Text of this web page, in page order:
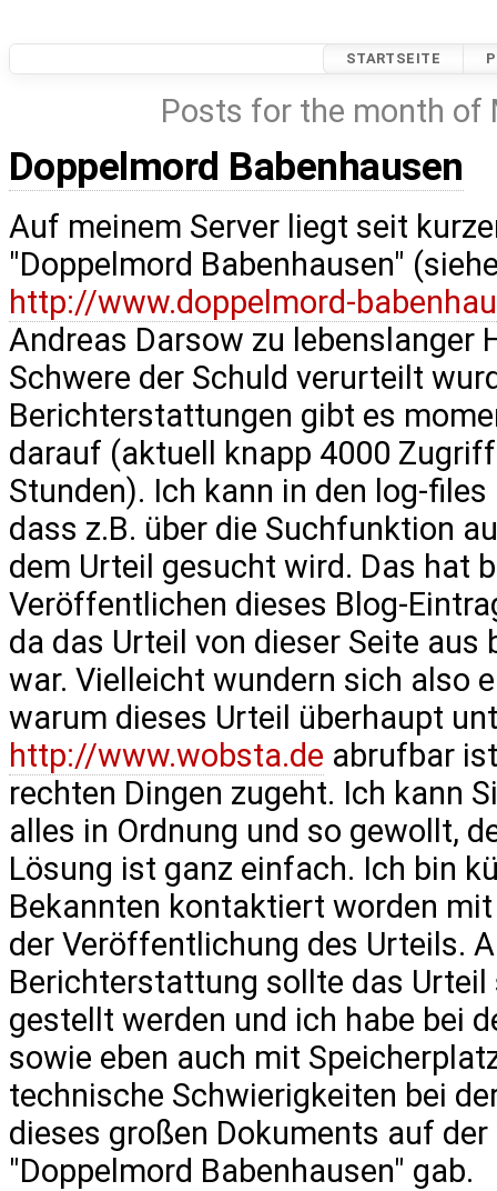
STARTSEITE
Posts for the month of
Doppelmord Babenhausen
Auf meinem Server liegt seit
"Doppelmord Babenhausen"
http://www.doppelmord-
Andreas Darsow zu lebenslanger
Schwere der Schuld verurteilt
Berichterstattungen gibt es
darauf (aktuell knapp 4000
Stunden). Ich kann in den log-
dass z.B. über die Suchfunktion
dem Urteil gesucht wird. Das hat
Veröffentlichen dieses Blog-
da das Urteil von dieser Seite
war. Vielleicht wundern sich also
warum dieses Urteil überhaupt
http://www.wobsta.de abrufbar
rechten Dingen zugeht. Ich kann
alles in Ordnung und so gewollt,
Lösung ist ganz einfach. Ich bin
Bekannten kontaktiert worden
der Veröffentlichung des Urteils.
Berichterstattung sollte das
gestellt werden und ich habe bei
sowie eben auch mit
technische Schwierigkeiten bei
dieses großen Dokuments auf
"Doppelmord Babenhausen" gab.